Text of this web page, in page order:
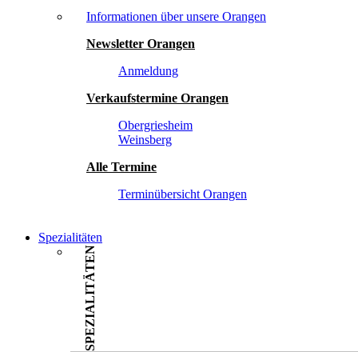
Informationen über unsere Orangen
Newsletter Orangen
Anmeldung
Verkaufstermine Orangen
Obergriesheim
Weinsberg
Alle Termine
Terminübersicht Orangen
Spezialitäten
SPEZIALITÄTEN